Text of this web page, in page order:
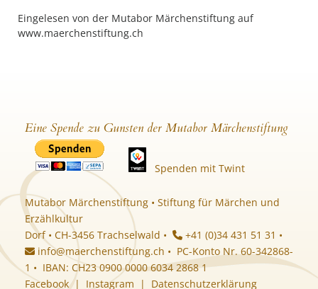
Eingelesen von der Mutabor Märchenstiftung auf
www.maerchenstiftung.ch
Eine Spende zu Gunsten der Mutabor Märchenstiftung
Spenden mit Twint
Mutabor Märchenstiftung • Stiftung für Märchen und
Erzählkultur
Dorf • CH-3456 Trachselwald •
+41 (0)34 431 51 31 •
info@maerchenstiftung.ch • PC-Konto Nr. 60-342868-
1 • IBAN: CH23 0900 0000 6034 2868 1
Facebook| Instagram | Datenschutzerklärung